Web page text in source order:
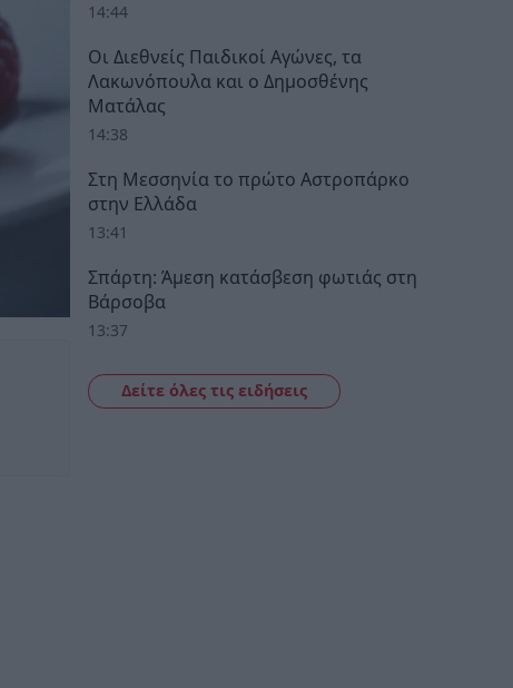
14:44
Οι Διεθνείς Παιδικοί Αγώνες, τα
Λακωνόπουλα και ο Δημοσθένης
Ματάλας
14:38
Στη Μεσσηνία το πρώτο Αστροπάρκο
στην Ελλάδα
13:41
Σπάρτη: Άμεση κατάσβεση φωτιάς στη
Βάρσοβα
13:37
Δείτε όλες τις ειδήσεις